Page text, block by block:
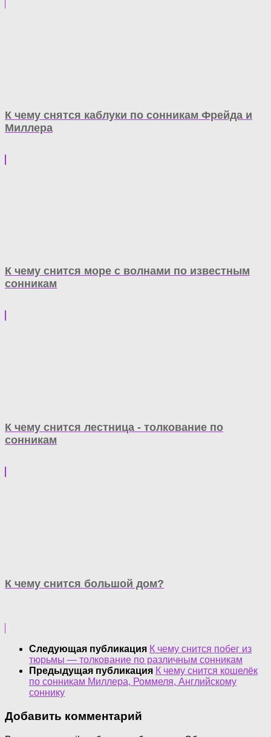
К чему снятся каблуки по сонникам Фрейда и
Миллера
К чему снится море с волнами по известным
сонникам
К чему снится лестница - толкование по
сонникам
К чему снится большой дом?
Следующая публикация К чему снится побег из
тюрьмы — толкование по различным сонникам
Предыдущая публикация К чему снится кошелёк
по сонникам Миллера, Роммеля, Английскому
соннику
Добавить комментарий